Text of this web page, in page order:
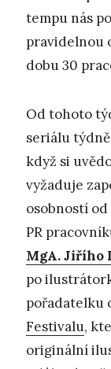
tempu nás
pravidelnou
dobu 30
Od tohoto
seriálu
když si
vyžaduje
osobností
PR
MgA. Jiřího
po
pořadatelku
Festivalu,
originální